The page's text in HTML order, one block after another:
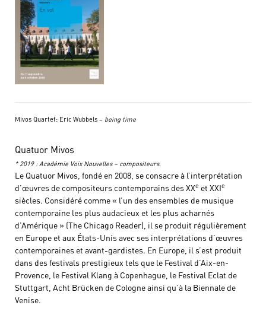
Mivos Quartet: Eric Wubbels – being time
Quatuor Mivos
* 2019 : Académie Voix Nouvelles – compositeurs.
Le Quatuor Mivos, fondé en 2008, se consacre à l’interprétation
d’œuvres de compositeurs contemporains des XXe et XXIe
siècles. Considéré comme « l’un des ensembles de musique
contemporaine les plus audacieux et les plus acharnés
d’Amérique » (The Chicago Reader), il se produit régulièrement
en Europe et aux États-Unis avec ses interprétations d’œuvres
contemporaines et avant-gardistes. En Europe, il s’est produit
dans des festivals prestigieux tels que le Festival d’Aix-en-
Provence, le Festival Klang à Copenhague, le Festival Eclat de
Stuttgart, Acht Brücken de Cologne ainsi qu’à la Biennale de
Venise.